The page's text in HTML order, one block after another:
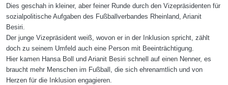
Dies geschah in kleiner, aber feiner Runde durch den Vizepräsidenten für
sozialpolitische Aufgaben des Fußballverbandes Rheinland, Arianit
Besiri.
Der junge Vizepräsident weiß, wovon er in der Inklusion spricht, zählt
doch zu seinem Umfeld auch eine Person mit Beeinträchtigung.
Hier kamen Hansa Boll und Arianit Besiri schnell auf einen Nenner, es
braucht mehr Menschen im Fußball, die sich ehrenamtlich und von
Herzen für die Inklusion engagieren.